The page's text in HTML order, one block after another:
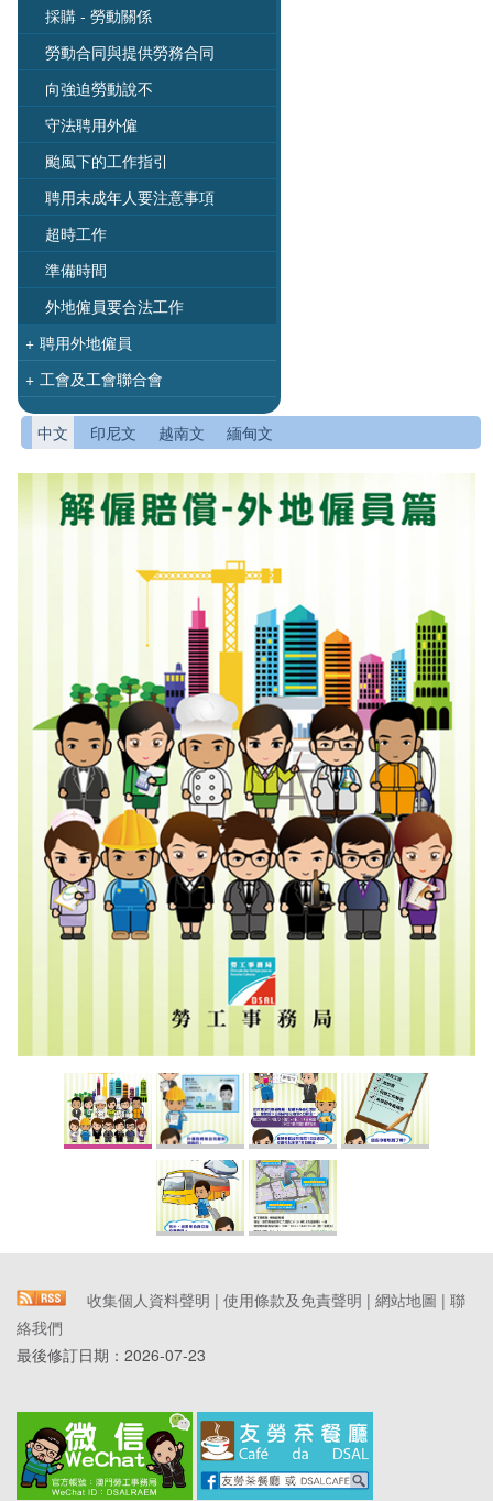
採購 - 勞動關係
勞動合同與提供勞務合同
向強迫勞動說不
守法聘用外僱
颱風下的工作指引
聘用未成年人要注意事項
超時工作
準備時間
外地僱員要合法工作
+ 聘用外地僱員
+ 工會及工會聯合會
中文 印尼文 越南文 緬甸文
收集個人資料聲明 | 使用條款及免責聲明 | 網站地圖 | 聯
絡我們
最後修訂日期： 2026-07-23